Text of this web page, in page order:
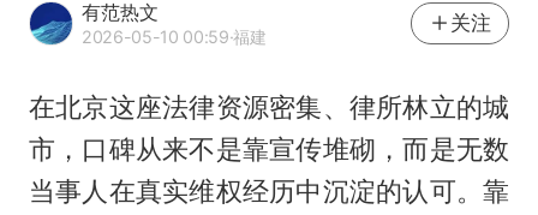
有范热文
2026-05-10 00:59·福建
关注
在北京这座法律资源密集、律所林立的城
市，口碑从来不是靠宣传堆砌，而是无数
当事人在真实维权经历中沉淀的认可。靠